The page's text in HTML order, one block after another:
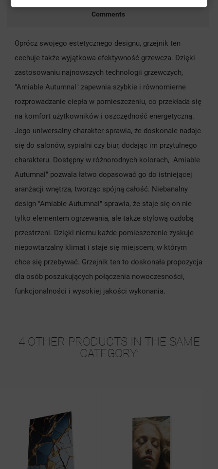
Comments
Oprócz swojego estetycznego designu, grzejnik ten
cechuje także wyjątkowa efektywność grzewcza. Dzięki
zastosowaniu najnowszych technologii grzewczych,
"Amiable Autumnal" zapewnia szybkie i równomierne
rozprowadzanie ciepła w pomieszczeniu, co przekłada się
na komfort użytkowników i oszczędność energetyczną.
Jego uniwersalny charakter sprawia, że doskonale nadaje
się do salonów, sypialni czy biur, dodając im przytulnego
charakteru. Dostępny w różnorodnych kolorach, "Amiable
Autumnal" pozwala łatwo dopasować go do istniejącej
aranżacji wnętrza, tworząc spójną całość. Niebanalny
design "Amiable Autumnal" sprawia, że staje się on nie
tylko elementem ogrzewania, ale także stylową ozdobą
przestrzeni. Dzięki niemu każde pomieszczenie zyskuje
niepowtarzalny klimat i staje się miejscem, w którym
chce się przebywać. Grzejnik ten to doskonała propozycja
dla osób poszukujących połączenia nowoczesności,
funkcjonalności i wysokiej jakości wykonania.
4 OTHER PRODUCTS IN THE SAME
CATEGORY: